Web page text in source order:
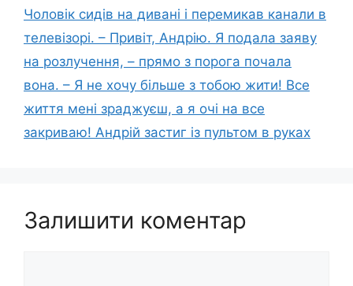
Чоловік сидів на дивані і перемикав канали в
телевізорі. – Привіт, Андрію. Я подала заяву
на розлучення, – прямо з порога почала
вона. – Я не хочу більше з тобою жити! Все
життя мені зраджуєш, а я очі на все
закриваю! Андрій застиг із пультом в руках
Залишити коментар